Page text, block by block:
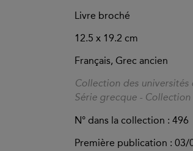
Livre broché
12.5 x 19.2 cm
Français, Grec ancien
Collection des universités
Série grecque - Collection
N° dans la collection : 496
Première publication : 03/